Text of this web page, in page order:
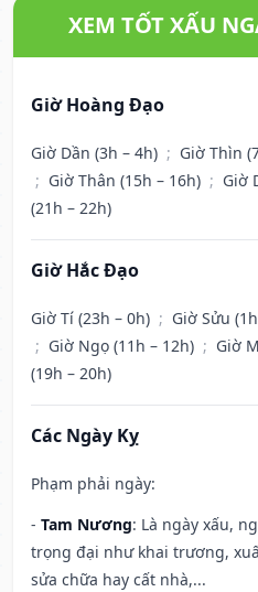
XEM TỐT XẤU
Giờ Hoàng Đạo
Giờ Dần (3h – 4h) ; Giờ Thìn
; Giờ Thân (15h – 16h) ; Giờ
(21h – 22h)
Giờ Hắc Đạo
Giờ Tí (23h – 0h) ; Giờ Sửu
; Giờ Ngọ (11h – 12h) ; Giờ
(19h – 20h)
Các Ngày Kỵ
Phạm phải ngày:
- Tam Nương: Là ngày xấu,
trọng đại như khai trương,
sửa chữa hay cất nhà,...